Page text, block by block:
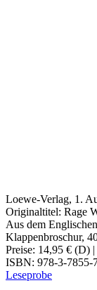
Loewe-Verlag, 1.
Originaltitel: Rage
Aus dem
Klappenbroschur,
Preise: 14,95 € (D)
ISBN: 978-3-7855-
Leseprobe